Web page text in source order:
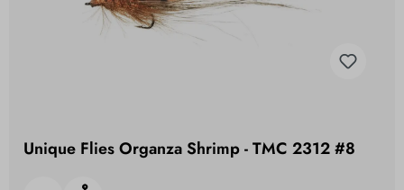
Unique Flies Organza Shrimp - TMC 2312 #8